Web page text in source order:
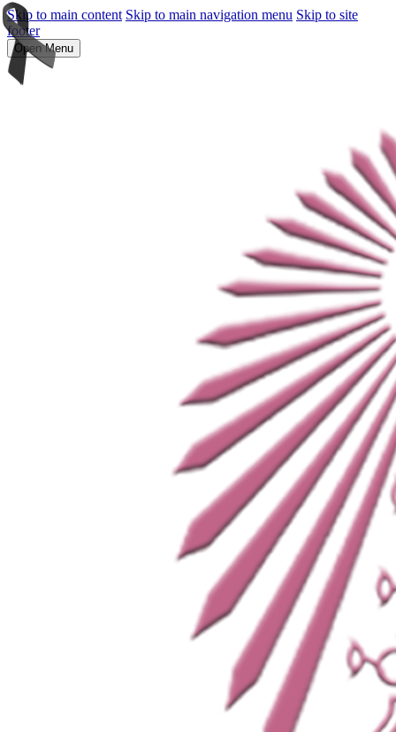
Skip to main content Skip to main navigation menu Skip to site
footer
Open Menu